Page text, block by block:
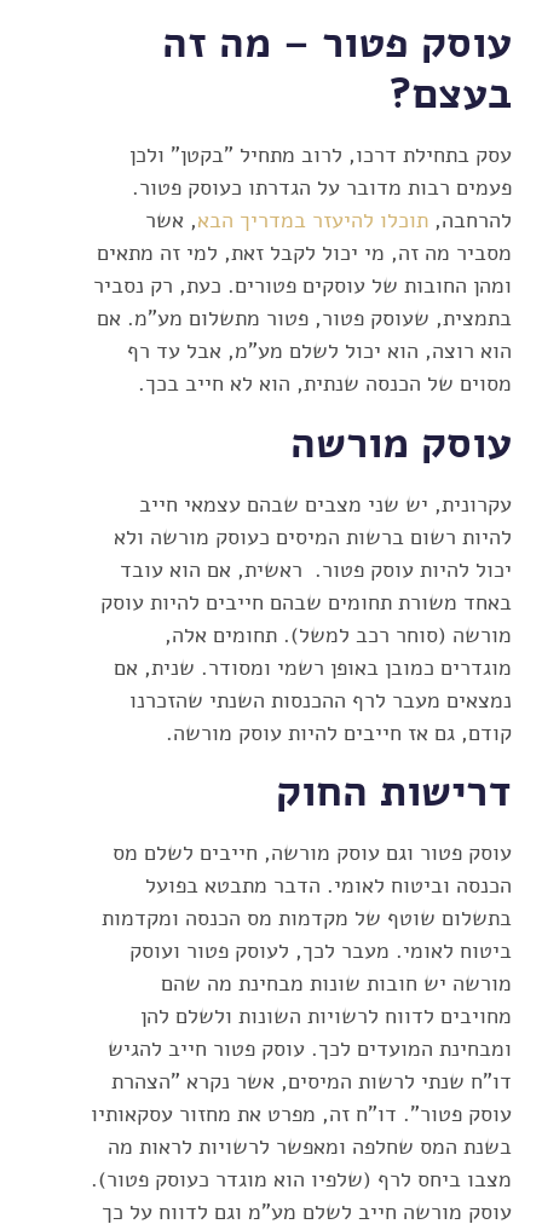
עוסק פטור – מה זה
בעצם?
עסק בתחילת דרכו, לרוב מתחיל "בקטן" ולכן
פעמים רבות מדובר על הגדרתו כעוסק פטור.
להרחבה, תוכלו להיעזר במדריך הבא, אשר
מסביר מה זה, מי יכול לקבל זאת, למי זה מתאים
ומהן החובות של עוסקים פטורים. כעת, רק נסביר
בתמצית, שעוסק פטור, פטור מתשלום מע"מ. אם
הוא רוצה, הוא יכול לשלם מע"מ, אבל עד רף
מסוים של הכנסה שנתית, הוא לא חייב בכך.
עוסק מורשה
עקרונית, יש שני מצבים שבהם עצמאי חייב
להיות רשום ברשות המיסים כעוסק מורשה ולא
יכול להיות עוסק פטור. ראשית, אם הוא עובד
באחד משורת תחומים שבהם חייבים להיות עוסק
מורשה (סוחר רכב למשל). תחומים אלה,
מוגדרים כמובן באופן רשמי ומסודר. שנית, אם
נמצאים מעבר לרף ההכנסות השנתי שהזכרנו
קודם, גם אז חייבים להיות עוסק מורשה.
דרישות החוק
עוסק פטור וגם עוסק מורשה, חייבים לשלם מס
הכנסה וביטוח לאומי. הדבר מתבטא בפועל
בתשלום שוטף של מקדמות מס הכנסה ומקדמות
ביטוח לאומי. מעבר לכך, לעוסק פטור ועוסק
מורשה יש חובות שונות מבחינת מה שהם
מחויבים לדווח לרשויות השונות ולשלם להן
ומבחינת המועדים לכך. עוסק פטור חייב להגיש
דו"ח שנתי לרשות המיסים, אשר נקרא "הצהרת
עוסק פטור". דו"ח זה, מפרט את מחזור עסקאותיו
בשנת המס שחלפה ומאפשר לרשויות לראות מה
מצבו ביחס לרף (שלפיו הוא מוגדר כעוסק פטור).
עוסק מורשה חייב לשלם מע"מ וגם לדווח על כך